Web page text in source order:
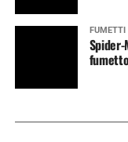
FUMETTI
Spider-